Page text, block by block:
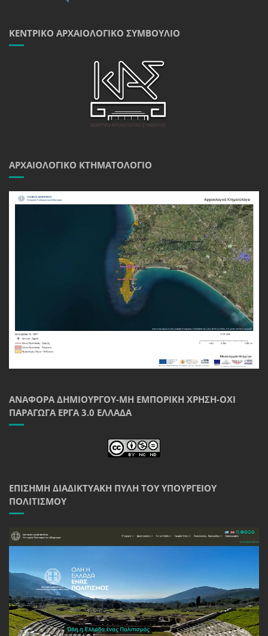
ΚΕΝΤΡΙΚΌ ΑΡΧΑΙΟΛΟΓΙΚΌ ΣΥΜΒΟΎΛΙΟ
ΑΡΧΑΙΟΛΟΓΙΚΌ ΚΤΗΜΑΤΟΛΌΓΙΟ
ΑΝΑΦΟΡΆ ΔΗΜΙΟΥΡΓΟΎ-ΜΗ ΕΜΠΟΡΙΚΉ ΧΡΉΣΗ-ΌΧΙ
ΠΑΡΆΓΩΓΑ ΈΡΓΑ 3.0 ΕΛΛΆΔΑ
ΕΠΊΣΗΜΗ ΔΙΑΔΙΚΤΥΑΚΉ ΠΎΛΗ ΤΟΥ ΥΠΟΥΡΓΕΊΟΥ
ΠΟΛΙΤΙΣΜΟΎ